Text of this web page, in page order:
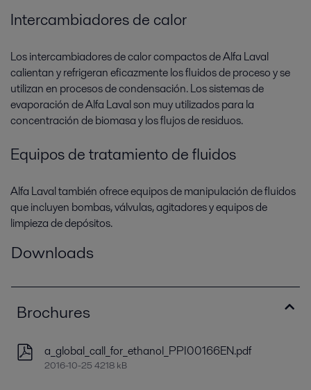
Intercambiadores de calor
Los intercambiadores de calor compactos de Alfa Laval
calientan y refrigeran eficazmente los fluidos de proceso y se
utilizan en procesos de condensación. Los sistemas de
evaporación de Alfa Laval son muy utilizados para la
concentración de biomasa y los flujos de residuos.
Equipos de tratamiento de fluidos
Alfa Laval también ofrece equipos de manipulación de fluidos
que incluyen bombas, válvulas, agitadores y equipos de
limpieza de depósitos.
Downloads
Brochures
a_global_call_for_ethanol_PPI00166EN.pdf
2016-10-25 4218 kB